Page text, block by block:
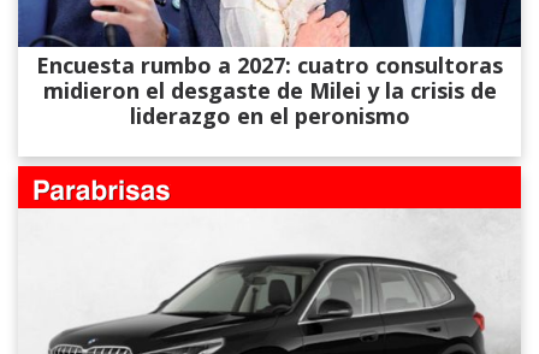
Encuesta rumbo a 2027: cuatro consultoras
midieron el desgaste de Milei y la crisis de
liderazgo en el peronismo